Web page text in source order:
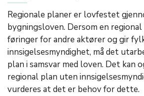
Regionale planer er lovfestet
bygningsloven. Dersom en
føringer for andre aktører og gir
innsigelsesmyndighet, må det
plan i samsvar med loven. Det kan
regional plan uten
vurderes at det er behov for dette.